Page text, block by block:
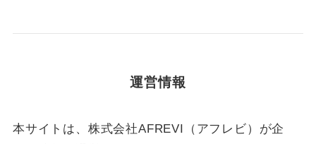
運営情報
本サイトは、株式会社AFREVI（アフレビ）が企